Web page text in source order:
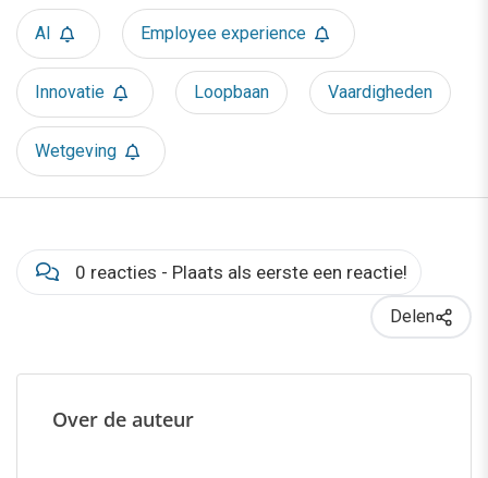
AI Employee experience
Innovatie Loopbaan Vaardigheden
Wetgeving
0 reacties - Plaats als eerste een reactie!
Delen
Over de auteur